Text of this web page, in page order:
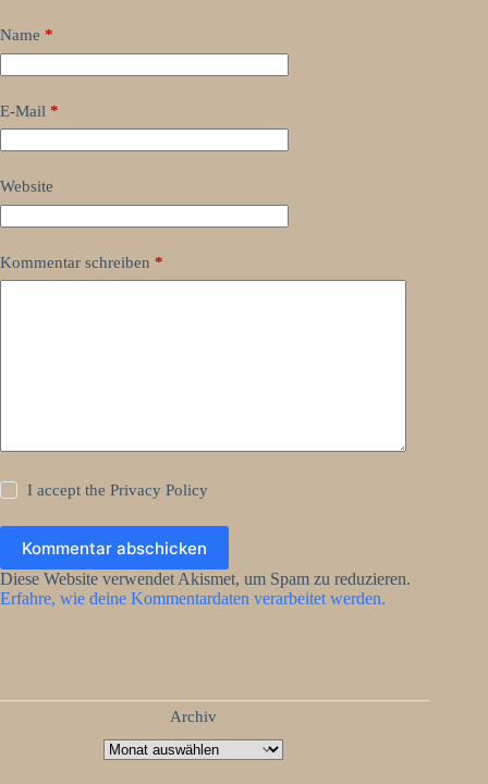
Name *
E-Mail *
Website
Kommentar schreiben *
I accept thePrivacy Policy
Kommentar abschicken
Diese Website verwendet Akismet, um Spam zu reduzieren.
Erfahre, wie deine Kommentardaten verarbeitet werden.
Archiv